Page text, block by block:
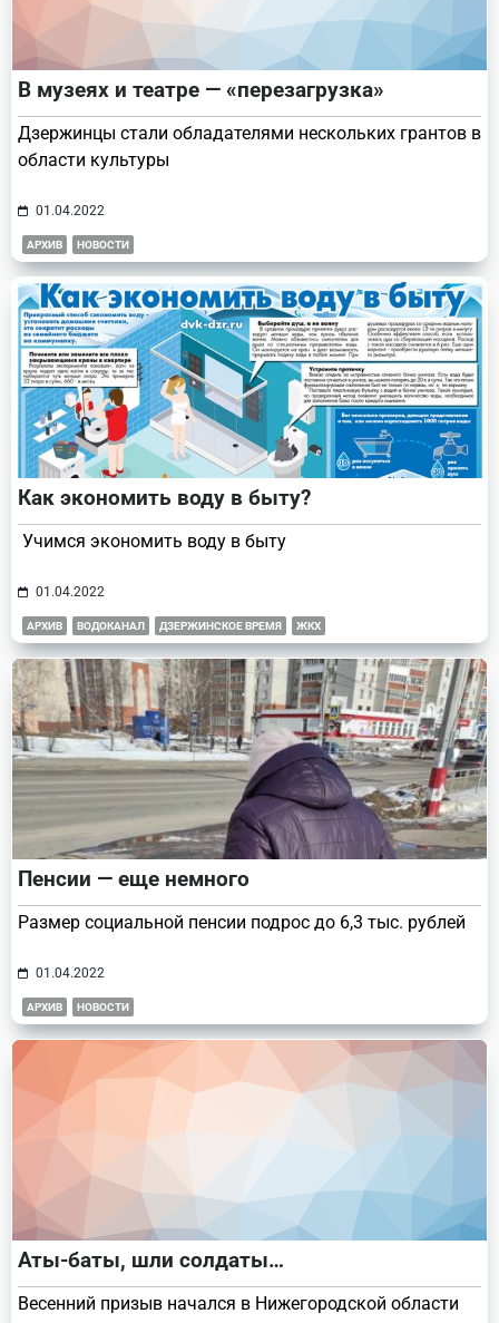
В музеях и театре — «перезагрузка»
Дзержинцы стали обладателями нескольких грантов в
области культуры
01.04.2022
АРХИВ НОВОСТИ
Как экономить воду в быту?
Учимся экономить воду в быту
01.04.2022
АРХИВ ВОДОКАНАЛ ДЗЕРЖИНСКОЕ ВРЕМЯ ЖКХ
Пенсии — еще немного
Размер социальной пенсии подрос до 6,3 тыс. рублей
01.04.2022
АРХИВ НОВОСТИ
Аты-баты, шли солдаты…
Весенний призыв начался в Нижегородской области